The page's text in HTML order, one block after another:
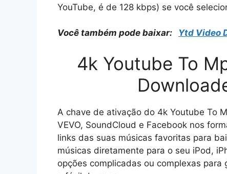
YouTube, é de 128 kbps) se você
Você também pode baixar: Ytd Video
4k Youtube To
A chave de ativação do 4k Youtube To
VEVO, SoundCloud e Facebook nos
links das suas músicas favoritas para
músicas diretamente para o seu iPod,
opções complicadas ou complexas